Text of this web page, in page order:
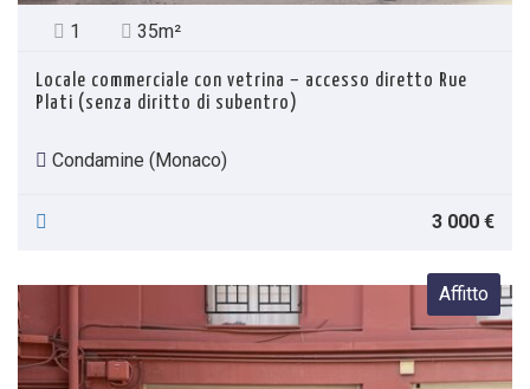
1 35m²
Locale commerciale con vetrina – accesso diretto Rue
Plati (senza diritto di subentro)
Condamine (Monaco)
3 000 €
Affitto